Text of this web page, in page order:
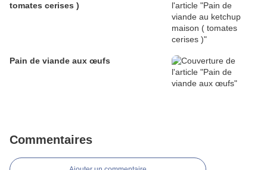
tomates cerises )
Pain de viande aux œufs
Commentaires